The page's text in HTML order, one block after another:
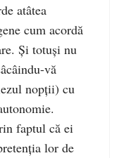
atâtea
cum acordă
Şi totuşi nu
vă
nopţii) cu
faptul că ei
lor de